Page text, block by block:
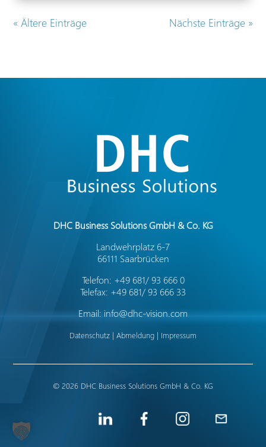
« Ältere Einträge Nächste Einträge »
DHC Business Solutions GmbH & Co. KG
Landwehrplatz 6-7
66111 Saarbrücken
Telefon: +49 681/ 93 666 0
Telefax: +49 681/ 93 666 33
Email:info@dhc-vision.com
Datenschutz | Abmeldung | Impressum
© 2026 DHC Business Solutions GmbH & Co. KG